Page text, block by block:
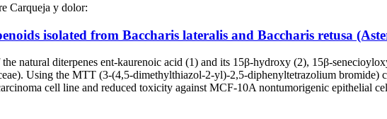
Carqueja y dolor:
isolated from Baccharis lateralis and Baccharis retusa
natural diterpenes ent-kaurenoic acid (1) and its 15β-hydroxy (2), 15β-
Using the MTT (3-(4,5-dimethylthiazol-2-yl)-2,5-diphenyltetrazolium bromide)
cell line and reduced toxicity against MCF-10A nontumorigenic epithelial